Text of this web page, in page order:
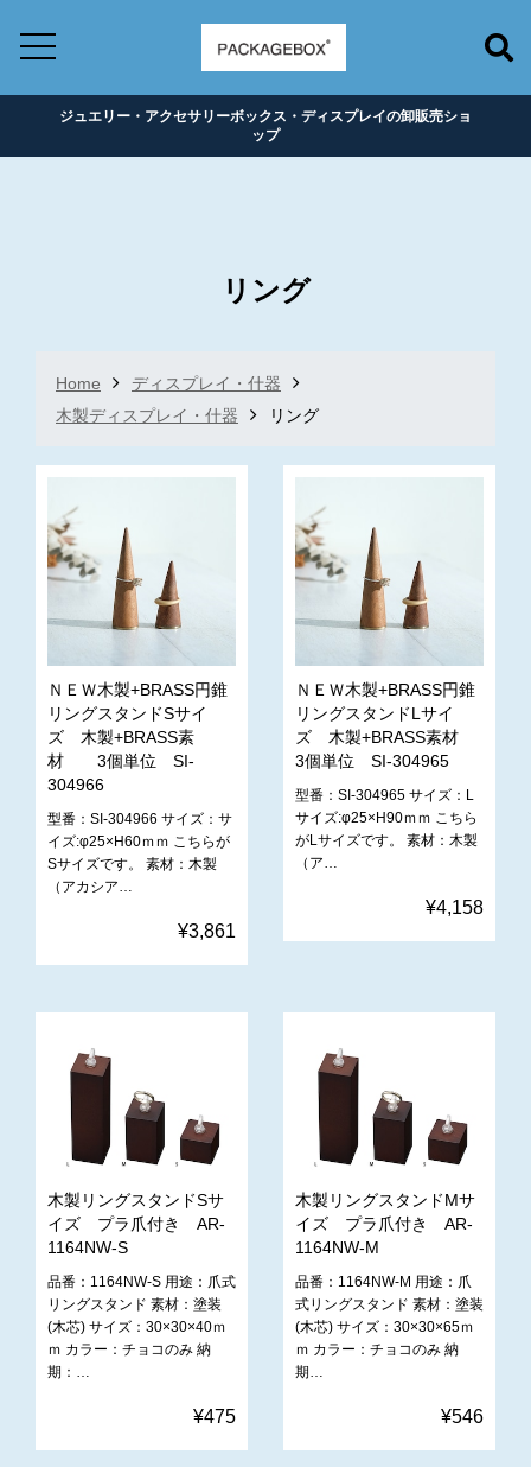
ジュエリー・アクセサリーボックス・ディスプレイの卸販売ショ
ップ
リング
Home
ディスプレイ・什器
木製ディスプレイ・什器
リング
ＮＥＷ木製+BRASS円錐
リングスタンドSサイ
ズ 木製+BRASS素
材 3個単位 SI-
304966
型番：SI-304966 サイズ：サ
イズ:φ25×H60ｍｍ こちらが
Sサイズです。 素材：木製
（アカシア…
¥3,861
ＮＥＷ木製+BRASS円錐
リングスタンドLサイ
ズ 木製+BRASS素材
3個単位 SI-304965
型番：SI-304965 サイズ：L
サイズ:φ25×H90ｍｍ こちら
がLサイズです。 素材：木製
（ア…
¥4,158
木製リングスタンドSサ
イズ プラ爪付き AR-
1164NW-S
品番：1164NW-S 用途：爪式
リングスタンド 素材：塗装
(木芯) サイズ：30×30×40ｍ
ｍ カラー：チョコのみ 納
期：…
¥475
木製リングスタンドMサ
イズ プラ爪付き AR-
1164NW-M
品番：1164NW-M 用途：爪
式リングスタンド 素材：塗装
(木芯) サイズ：30×30×65ｍ
ｍ カラー：チョコのみ 納
期…
¥546